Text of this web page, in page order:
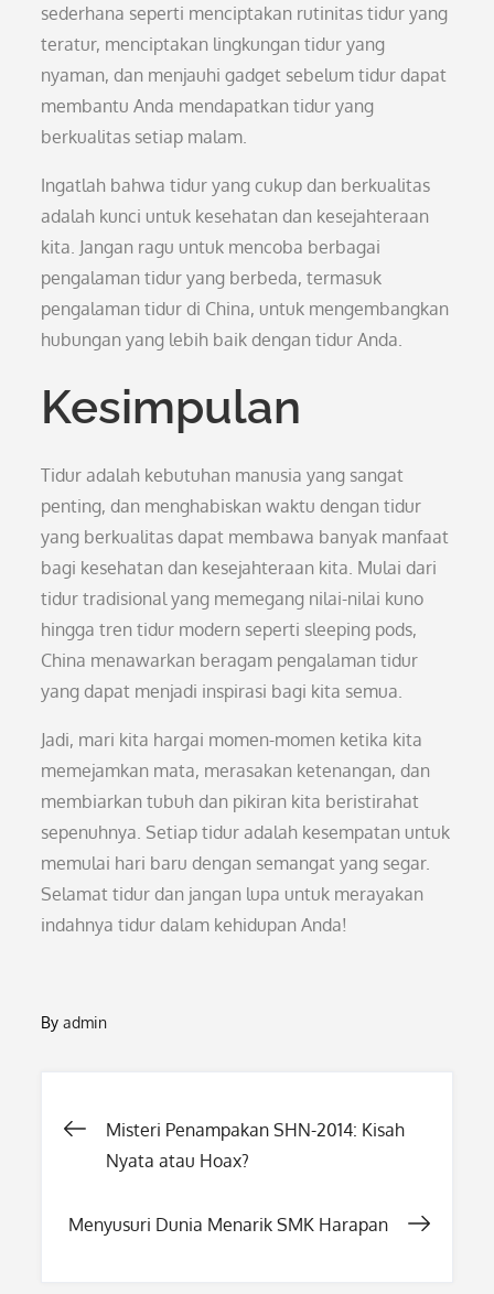
sederhana seperti menciptakan rutinitas tidur yang
teratur, menciptakan lingkungan tidur yang
nyaman, dan menjauhi gadget sebelum tidur dapat
membantu Anda mendapatkan tidur yang
berkualitas setiap malam.
Ingatlah bahwa tidur yang cukup dan berkualitas
adalah kunci untuk kesehatan dan kesejahteraan
kita. Jangan ragu untuk mencoba berbagai
pengalaman tidur yang berbeda, termasuk
pengalaman tidur di China, untuk mengembangkan
hubungan yang lebih baik dengan tidur Anda.
Kesimpulan
Tidur adalah kebutuhan manusia yang sangat
penting, dan menghabiskan waktu dengan tidur
yang berkualitas dapat membawa banyak manfaat
bagi kesehatan dan kesejahteraan kita. Mulai dari
tidur tradisional yang memegang nilai-nilai kuno
hingga tren tidur modern seperti sleeping pods,
China menawarkan beragam pengalaman tidur
yang dapat menjadi inspirasi bagi kita semua.
Jadi, mari kita hargai momen-momen ketika kita
memejamkan mata, merasakan ketenangan, dan
membiarkan tubuh dan pikiran kita beristirahat
sepenuhnya. Setiap tidur adalah kesempatan untuk
memulai hari baru dengan semangat yang segar.
Selamat tidur dan jangan lupa untuk merayakan
indahnya tidur dalam kehidupan Anda!
Byadmin
Post
Misteri Penampakan SHN-2014: Kisah
Nyata atau Hoax?
Menyusuri Dunia Menarik SMK Harapan